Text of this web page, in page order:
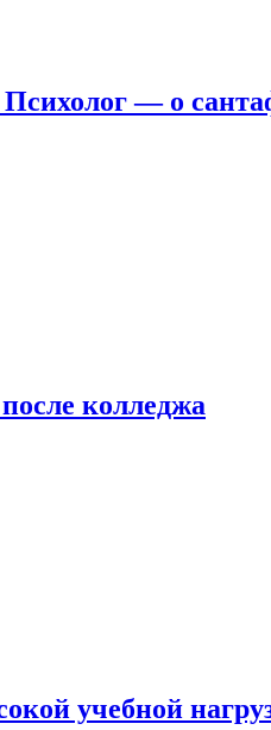
— о
колледжа
учебной